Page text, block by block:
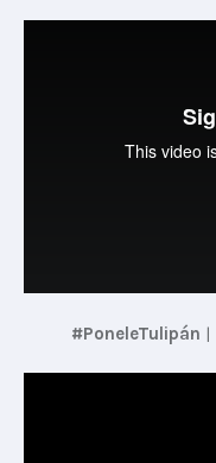
#PoneleTulipán |